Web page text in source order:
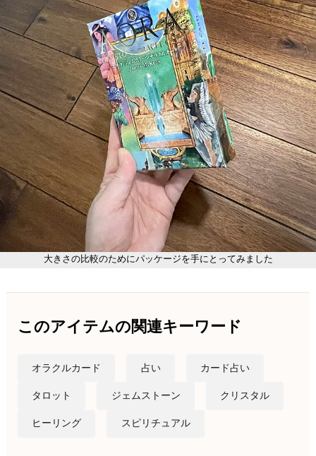
大きさの比較のためにパッケージを手にとってみました
このアイテムの関連キーワード
オラクルカード 占い カード占い
タロット ジェムストーン クリスタル
ヒーリング スピリチュアル